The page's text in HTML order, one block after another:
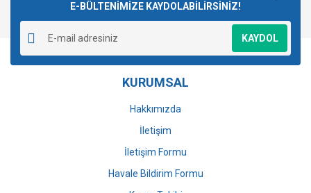
Yorum Yaz
Ürün resmi kalitesiz, bozuk veya görüntülenemiyor.
Ürün açıklamasında eksik bilgiler bulunuyor.
Ürün bilgilerinde hatalar bulunuyor.
Ürün fiyatı diğer sitelerden daha pahalı.
E-BÜLTENİMİZE KAYDOLABİLİRSİNİZ!
KAYDOL
KURUMSAL
Hakkımızda
İletişim
İletişim Formu
Havale Bildirim Formu